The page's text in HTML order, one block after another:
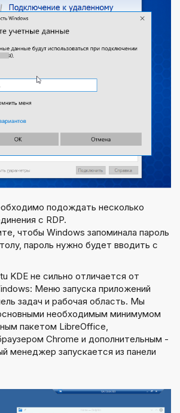
подождать несколько
с RDP.
чтобы Windows запоминала пароль
пароль нужно будет вводить с
KDE не сильно отличается от
Меню запуска приложений
задач и рабочая область. Мы
необходимым минимумом
пакетом LibreOffice,
Chrome и дополнительным -
менеджер запускается из панели